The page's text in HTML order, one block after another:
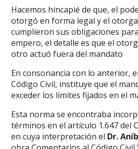
Hacemos hincapié de que, el
otorgó en forma legal y el
cumplieron sus obligaciones
empero, el detalle es que el
otro actuó fuera del mandato
En consonancia con lo anterior,
Código Civil, instituye que el
exceder los límites fijados en el
Esta norma se encontraba
términos en el artículo 1.647 del
en cuya interpretación el Dr.